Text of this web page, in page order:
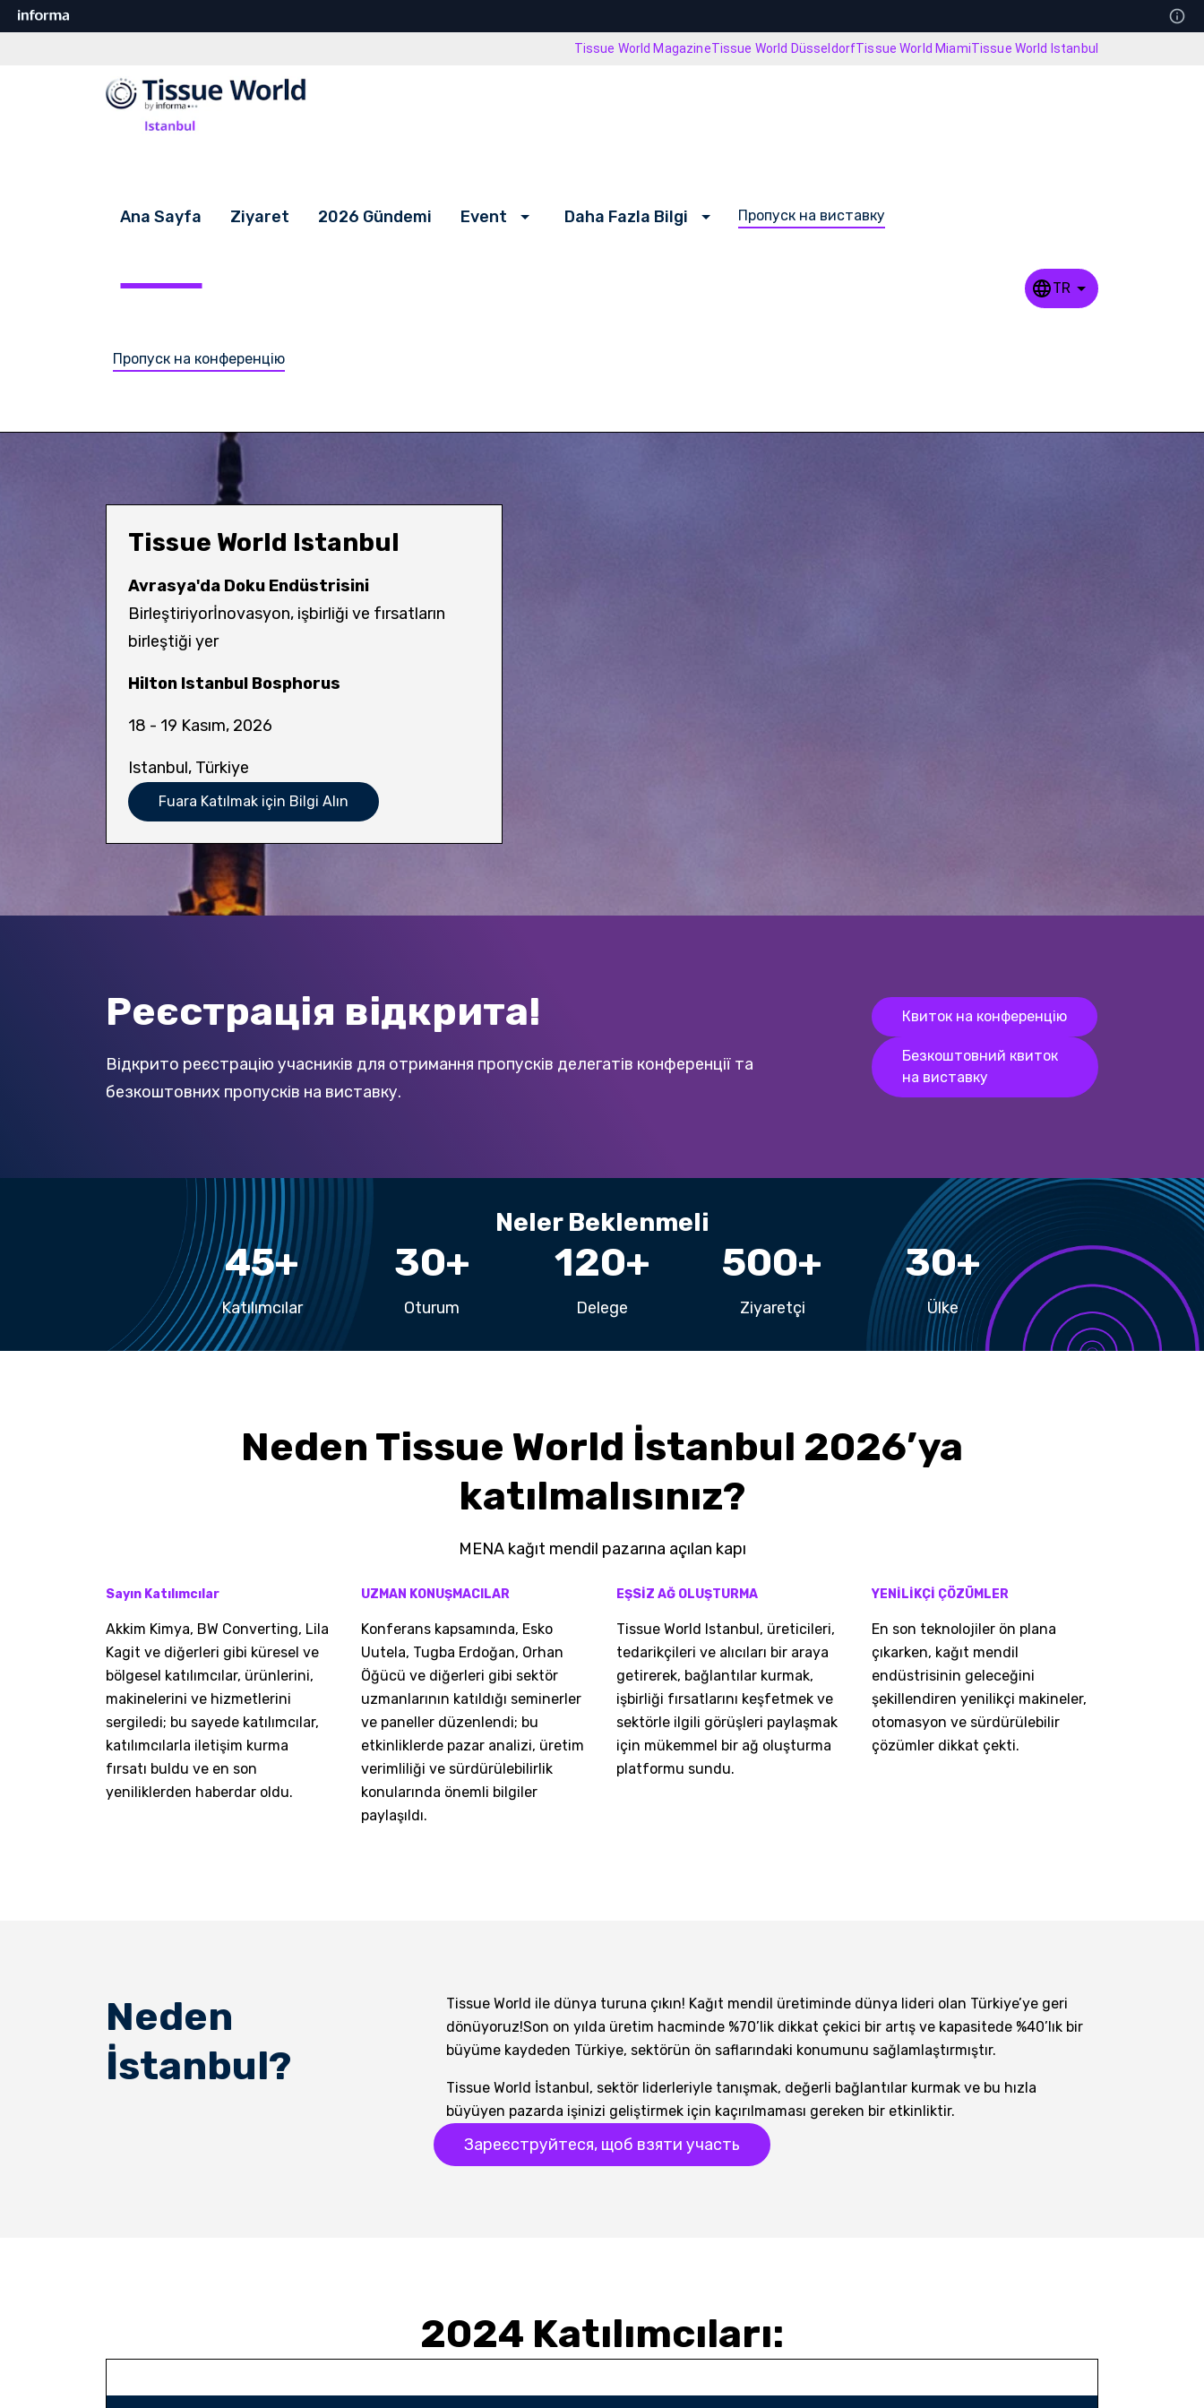
Tissue World MagazineTissue World DüsseldorfTissue World MiamiTissue World Istanbul
Ana Sayfa Ziyaret 2026 Gündemi Event Daha Fazla Bilgi Пропуск на виставку
Пропуск на конференцію
TR
Tissue World Istanbul
Avrasya'da Doku Endüstrisini
Birleştiriyorİnovasyon, işbirliği ve fırsatların
birleştiği yer
Hilton Istanbul Bosphorus
18 - 19 Kasım, 2026
Istanbul, Türkiye
Fuara Katılmak için Bilgi Alın
Реєстрація відкрита!
Відкрито реєстрацію учасників для отримання пропусків делегатів конференції та
безкоштовних пропусків на виставку.
Квиток на конференцію
Безкоштовний квиток
на виставку
Neler Beklenmeli
45+
Katılımcılar
30+
Oturum
120+
Delege
500+
Ziyaretçi
30+
Ülke
Neden Tissue World İstanbul 2026’ya
katılmalısınız?
MENA kağıt mendil pazarına açılan kapı
Sayın Katılımcılar
Akkim Kimya, BW Converting, Lila
Kagit ve diğerleri gibi küresel ve
bölgesel katılımcılar, ürünlerini,
makinelerini ve hizmetlerini
sergiledi; bu sayede katılımcılar,
katılımcılarla iletişim kurma
fırsatı buldu ve en son
yeniliklerden haberdar oldu.
UZMAN KONUŞMACILAR
Konferans kapsamında, Esko
Uutela, Tugba Erdoğan, Orhan
Öğücü ve diğerleri gibi sektör
uzmanlarının katıldığı seminerler
ve paneller düzenlendi; bu
etkinliklerde pazar analizi, üretim
verimliliği ve sürdürülebilirlik
konularında önemli bilgiler
paylaşıldı.
EŞSİZ AĞ OLUŞTURMA
Tissue World Istanbul, üreticileri,
tedarikçileri ve alıcıları bir araya
getirerek, bağlantılar kurmak,
işbirliği fırsatlarını keşfetmek ve
sektörle ilgili görüşleri paylaşmak
için mükemmel bir ağ oluşturma
platformu sundu.
YENİLİKÇİ ÇÖZÜMLER
En son teknolojiler ön plana
çıkarken, kağıt mendil
endüstrisinin geleceğini
şekillendiren yenilikçi makineler,
otomasyon ve sürdürülebilir
çözümler dikkat çekti.
Neden
İstanbul?
Tissue World ile dünya turuna çıkın! Kağıt mendil üretiminde dünya lideri olan Türkiye’ye geri
dönüyoruz!Son on yılda üretim hacminde %70’lik dikkat çekici bir artış ve kapasitede %40’lık bir
büyüme kaydeden Türkiye, sektörün ön saflarındaki konumunu sağlamlaştırmıştır.
Tissue World İstanbul, sektör liderleriyle tanışmak, değerli bağlantılar kurmak ve bu hızla
büyüyen pazarda işinizi geliştirmek için kaçırılmaması gereken bir etkinliktir.
Зареєструйтеся, щоб взяти участь
2024 Katılımcıları: